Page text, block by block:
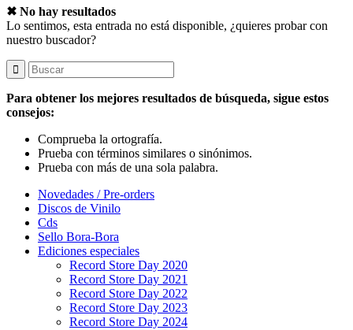
✖ No hay resultados
Lo sentimos, esta entrada no está disponible, ¿quieres probar con
nuestro buscador?
Para obtener los mejores resultados de búsqueda, sigue estos
consejos:
Comprueba la ortografía.
Prueba con términos similares o sinónimos.
Prueba con más de una sola palabra.
Novedades / Pre-orders
Discos de Vinilo
Cds
Sello Bora-Bora
Ediciones especiales
Record Store Day 2020
Record Store Day 2021
Record Store Day 2022
Record Store Day 2023
Record Store Day 2024